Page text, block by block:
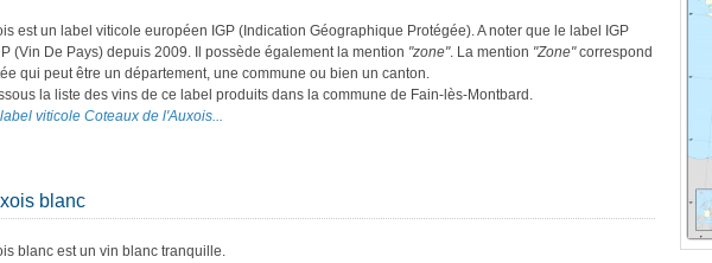
est un label viticole européen IGP (Indication Géographique Protégée). A noter que le label IGP
(Vin De Pays) depuis 2009. Il possède également la mention "zone". La mention "Zone"correspond
qui peut être un département, une commune ou bien un canton.
la liste des vins de ce label produits dans la commune de Fain-lès-Montbard.
viticole Coteaux de l'Auxois...
blanc
blanc est un vin blanc tranquille.